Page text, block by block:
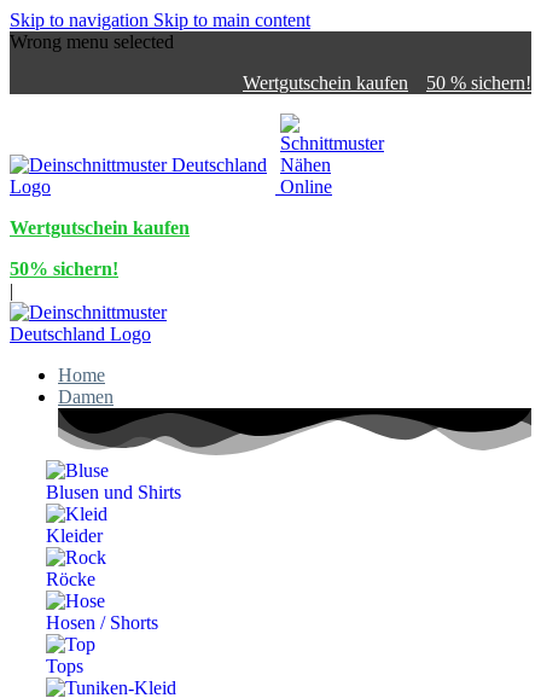
Skip to navigation Skip to main content
Wrong menu selected
Wertgutschein kaufen
50 % sichern!
Wertgutschein kaufen
50% sichern!
|
Home
Damen
Blusen und Shirts
Kleider
Röcke
Hosen / Shorts
Tops